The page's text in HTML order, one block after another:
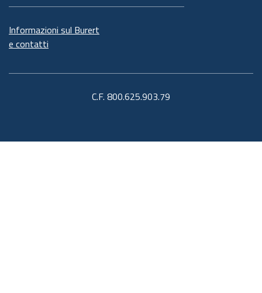
Informazioni sul Burert
e contatti
C.F. 800.625.903.79